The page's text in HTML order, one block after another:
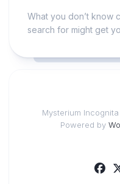
What you don’t know
search for might get
Mysterium
Powered by